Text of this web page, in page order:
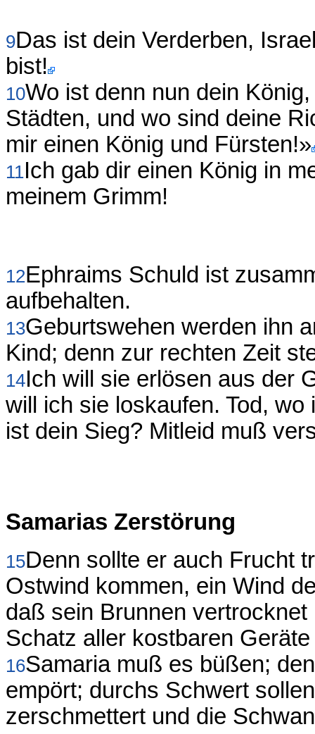
9Das ist dein Verderben,
bist!
10Wo ist denn nun dein
Städten, und wo sind deine
mir einen König und Fürsten!»
11Ich gab dir einen König in
meinem Grimm!
12Ephraims Schuld ist
aufbehalten.
13Geburtswehen werden ihn
Kind; denn zur rechten Zeit
14Ich will sie erlösen aus der
will ich sie loskaufen. Tod,
ist dein Sieg? Mitleid muß
Samarias Zerstörung
15Denn sollte er auch Frucht
Ostwind kommen, ein Wind
daß sein Brunnen
Schatz aller kostbaren
16Samaria muß es büßen;
empört; durchs Schwert
zerschmettert und die